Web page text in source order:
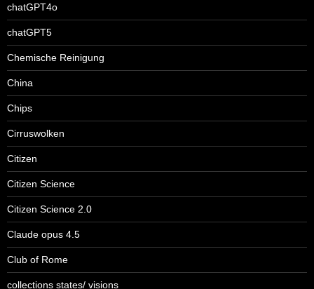
chatGPT4o
chatGPT5
Chemische Reinigung
China
Chips
Cirruswolken
Citizen
Citizen Science
Citizen Science 2.0
Claude opus 4.5
Club of Rome
collections states/ visions